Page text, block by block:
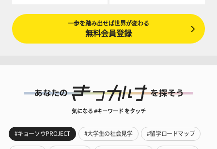
一歩を踏み出せば世界が変わる
無料会員登録
気になる #キーワード をタッチ
#キョーソウPROJECT #大学生の社会見学 #留学ロードマップ